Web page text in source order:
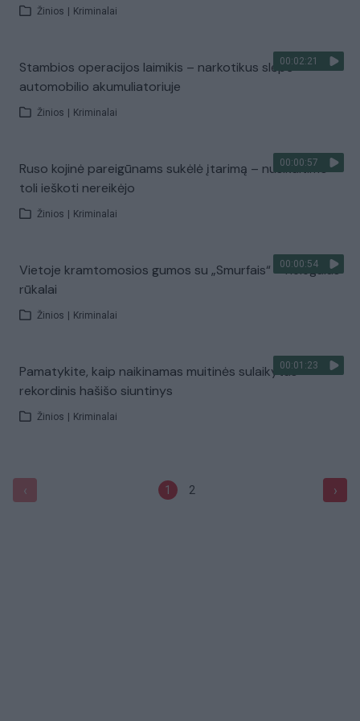
Žinios Kriminalai
00:02:21
Stambios operacijos laimikis – narkotikus slėpė
automobilio akumuliatoriuje
Žinios Kriminalai
00:00:57
Ruso kojinė pareigūnams sukėlė įtarimą – nusikaltimo
toli ieškoti nereikėjo
Žinios Kriminalai
00:00:54
Vietoje kramtomosios gumos su „Smurfais“ – nelegalūs
rūkalai
Žinios Kriminalai
00:01:23
Pamatykite, kaip naikinamas muitinės sulaikytas
rekordinis hašišo siuntinys
Žinios Kriminalai
‹ 1 2 ›